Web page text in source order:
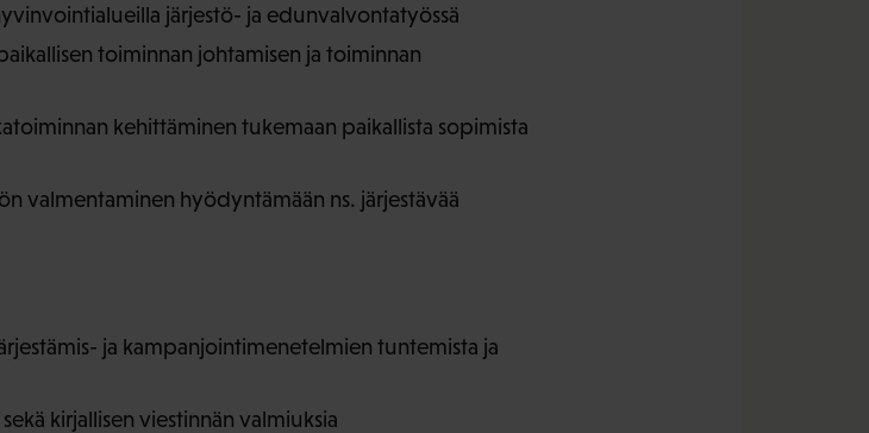
järjestö- ja edunvalvontatyössä
toiminnan johtamisen ja toiminnan
kehittäminen tukemaan paikallista sopimista
valmentaminen hyödyntämään ns. järjestävää
ja kampanjointimenetelmien tuntemista ja
kirjallisen viestinnän valmiuksia